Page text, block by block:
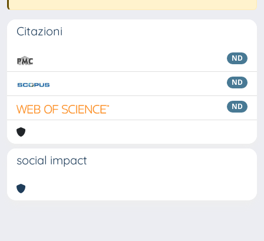
Citazioni
ND
ND
ND
social impact